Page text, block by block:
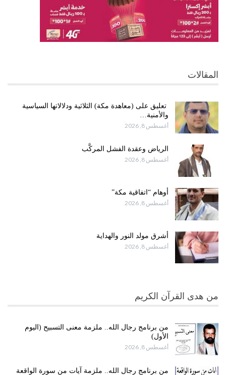
المقالات
تعليق على (معاهدة مكة) الثلاثية ودلالاتها السياسية
والأمنية…
أغسطس 8, 2026
الرياض وعقدة الفشل المركَّب
أغسطس 8, 2026
أوهام “اتفاقية مكة”
أغسطس 8, 2026
أشرق مولد النور والهداية
أغسطس 8, 2026
من هدى القرآن الكريم
من برنامج رجال الله.. ملزمة معنى التسبيح (اليوم
الأول)
أغسطس 8, 2026
من برنامج رجال الله.. ملزمة آيات من سورة الواقعة